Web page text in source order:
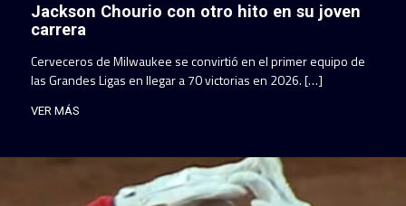
Jackson Chourio con otro hito en su joven
carrera
Cerveceros de Milwaukee se convirtió en el primer equipo de
las Grandes Ligas en llegar a 70 victorias en 2026. […]
VER MÁS